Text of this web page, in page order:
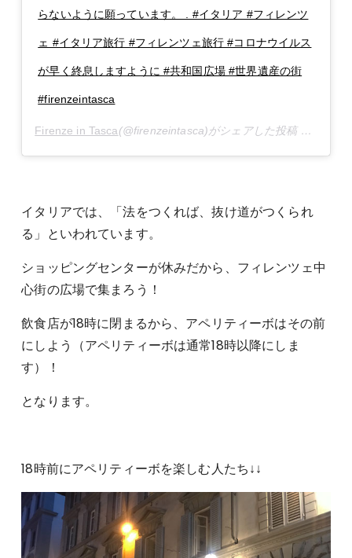
らないように願っています。 . #イタリア #フィレンツ
ェ #イタリア旅行 #フィレンツェ旅行 #コロナウイルス
が早く終息しますように #共和国広場 #世界遺産の街
#firenzeintasca
Firenze in Tasca(@firenzeintasca)がシェアした投稿 –
イタリアでは、「法をつくれば、抜け道がつくられ
る」といわれています。
ショッピングセンターが休みだから、フィレンツェ中
心街の広場で集まろう！
飲食店が18時に閉まるから、アペリティーボはその前
にしよう（アペリティーボは通常18時以降にしま
す）！
となります。
18時前にアペリティーボを楽しむ人たち↓↓